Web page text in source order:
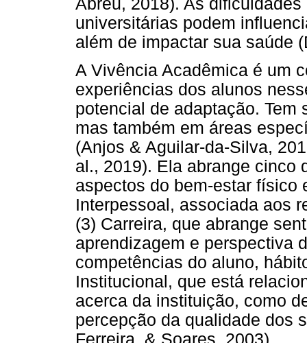
Abreu, 2018). As
universitárias podem
além de impactar sua saúde
A Vivência Acadêmica é um
experiências dos alunos
potencial de adaptação.
mas também em áreas
(Anjos & Aguilar-da-Silva,
al., 2019). Ela abrange cinco
aspectos do bem-estar físico
Interpessoal, associada aos
(3) Carreira, que abrange
aprendizagem e perspectiva
competências do aluno,
Institucional, que está
acerca da instituição, como
percepção da qualidade dos